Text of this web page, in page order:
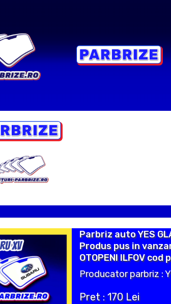
Parbriz auto YES
Produs pus in
OTOPENI ILFOV
Producator parbriz :
Pret : 170 Lei